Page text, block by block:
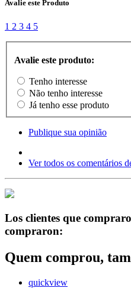
Avalie este Produto
1 2 3 4 5
Avalie este produto:
Tenho interesse
Não tenho interesse
Já tenho esse produto
Publique sua opinião
Ver todos os comentários
Los clientes que
compraron:
Quem comprou,
quickview